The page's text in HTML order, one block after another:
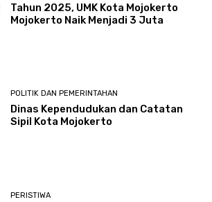
Tahun 2025, UMK Kota Mojokerto
Mojokerto Naik Menjadi 3 Juta
POLITIK DAN PEMERINTAHAN
Dinas Kependudukan dan Catatan
Sipil Kota Mojokerto
PERISTIWA